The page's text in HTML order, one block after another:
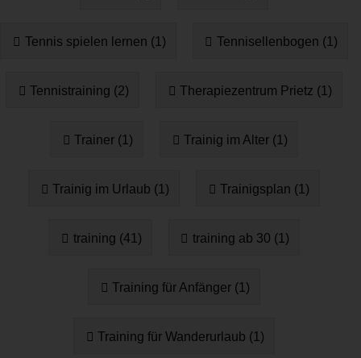
Tennis spielen lernen (1) Tennisellenbogen (1)
Tennistraining (2) Therapiezentrum Prietz (1)
Trainer (1) Trainig im Alter (1)
Trainig im Urlaub (1) Trainigsplan (1)
training (41) training ab 30 (1)
Training für Anfänger (1)
Training für Wanderurlaub (1)